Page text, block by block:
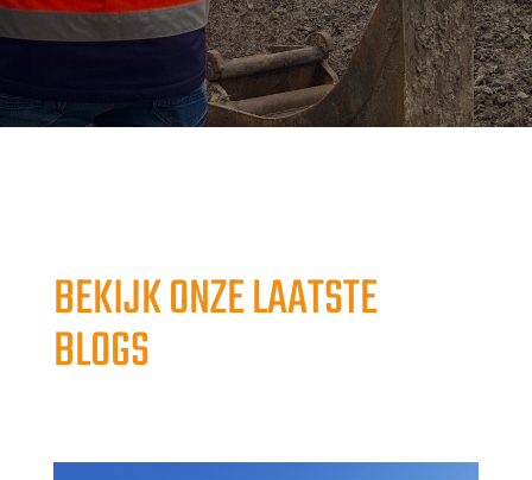
BEKIJK ONZE LAATSTE
BLOGS